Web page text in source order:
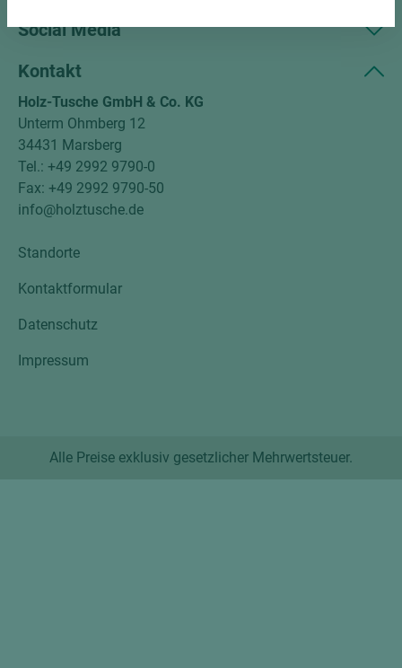
Social Media
Kontakt
Holz-Tusche GmbH & Co. KG
Unterm Ohmberg 12
34431 Marsberg
Tel.: +49 2992 9790-0
Fax: +49 2992 9790-50
info@holztusche.de
Standorte
Kontaktformular
Datenschutz
Impressum
Alle Preise exklusiv gesetzlicher Mehrwertsteuer.